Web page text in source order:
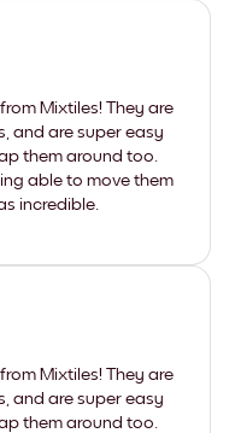
Mixtiles! They are
and are super easy
them around too.
able to move them
incredible.
Mixtiles! They are
and are super easy
them around too.